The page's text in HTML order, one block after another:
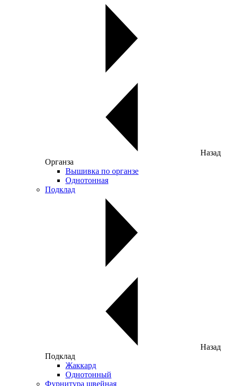
Назад
Органза
Вышивка по органзе
Однотонная
Подклад
Назад
Подклад
Жаккард
Однотонный
Фурнитура швейная